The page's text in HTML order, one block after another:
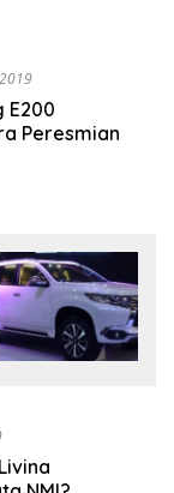
E200
Peresmian